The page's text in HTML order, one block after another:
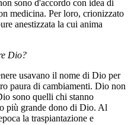
sono d'accordo con idea di
medicina. Per loro, crionizzato
anestizzata la cui anima
Dio?
usavano il nome di Dio per
paura di cambiamenti. Dio non
sono quelli chi stanno
più grande dono di Dio. Al
la traspiantazione e